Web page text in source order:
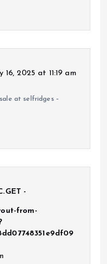
16, 2025 at 11:19 am
at selfridges –
-
from-